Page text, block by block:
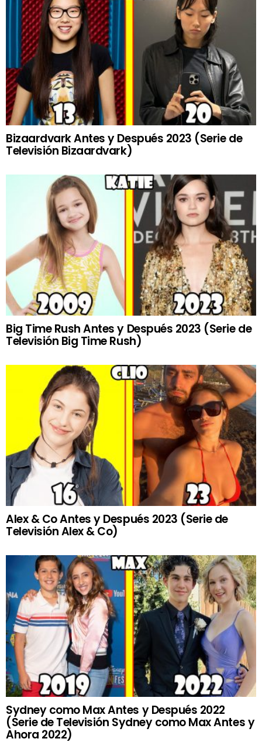
Bizaardvark Antes y Después 2023 (Serie de
Televisión Bizaardvark)
Big Time Rush Antes y Después 2023 (Serie de
Televisión Big Time Rush)
Alex & Co Antes y Después 2023 (Serie de
Televisión Alex & Co)
Sydney como Max Antes y Después 2022
(Serie de Televisión Sydney como Max Antes y
Ahora 2022)